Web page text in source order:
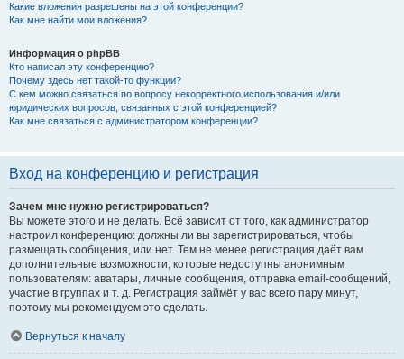
Какие вложения разрешены на этой конференции?
Как мне найти мои вложения?
Информация о phpBB
Кто написал эту конференцию?
Почему здесь нет такой-то функции?
С кем можно связаться по вопросу некорректного использования и/или
юридических вопросов, связанных с этой конференцией?
Как мне связаться с администратором конференции?
Вход на конференцию и регистрация
Зачем мне нужно регистрироваться?
Вы можете этого и не делать. Всё зависит от того, как администратор
настроил конференцию: должны ли вы зарегистрироваться, чтобы
размещать сообщения, или нет. Тем не менее регистрация даёт вам
дополнительные возможности, которые недоступны анонимным
пользователям: аватары, личные сообщения, отправка email-сообщений,
участие в группах и т. д. Регистрация займёт у вас всего пару минут,
поэтому мы рекомендуем это сделать.
Вернуться к началу